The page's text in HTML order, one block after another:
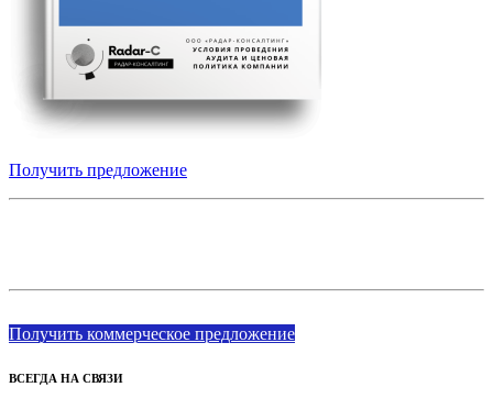
Получить предложение
Получить коммерческое предложение
ВСЕГДА НА СВЯЗИ